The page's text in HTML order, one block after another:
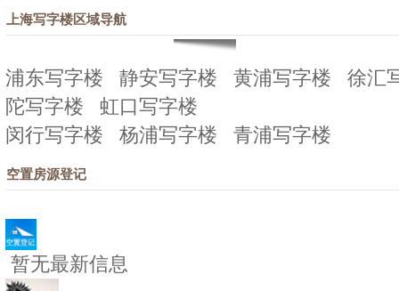
上海写字楼区域导航
浦东写字楼 静安写字楼 黄浦写字楼
徐汇
陀写字楼
虹口写字楼
闵行写字楼
杨浦写字楼 青浦写字楼
空置房源登记
暂无最新信息